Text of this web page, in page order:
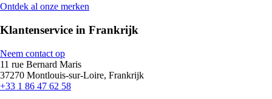
Ontdek al onze merken
Klantenservice in Frankrijk
Neem contact op
11 rue Bernard Maris
37270 Montlouis-sur-Loire, Frankrijk
+33 1 86 47 62 58